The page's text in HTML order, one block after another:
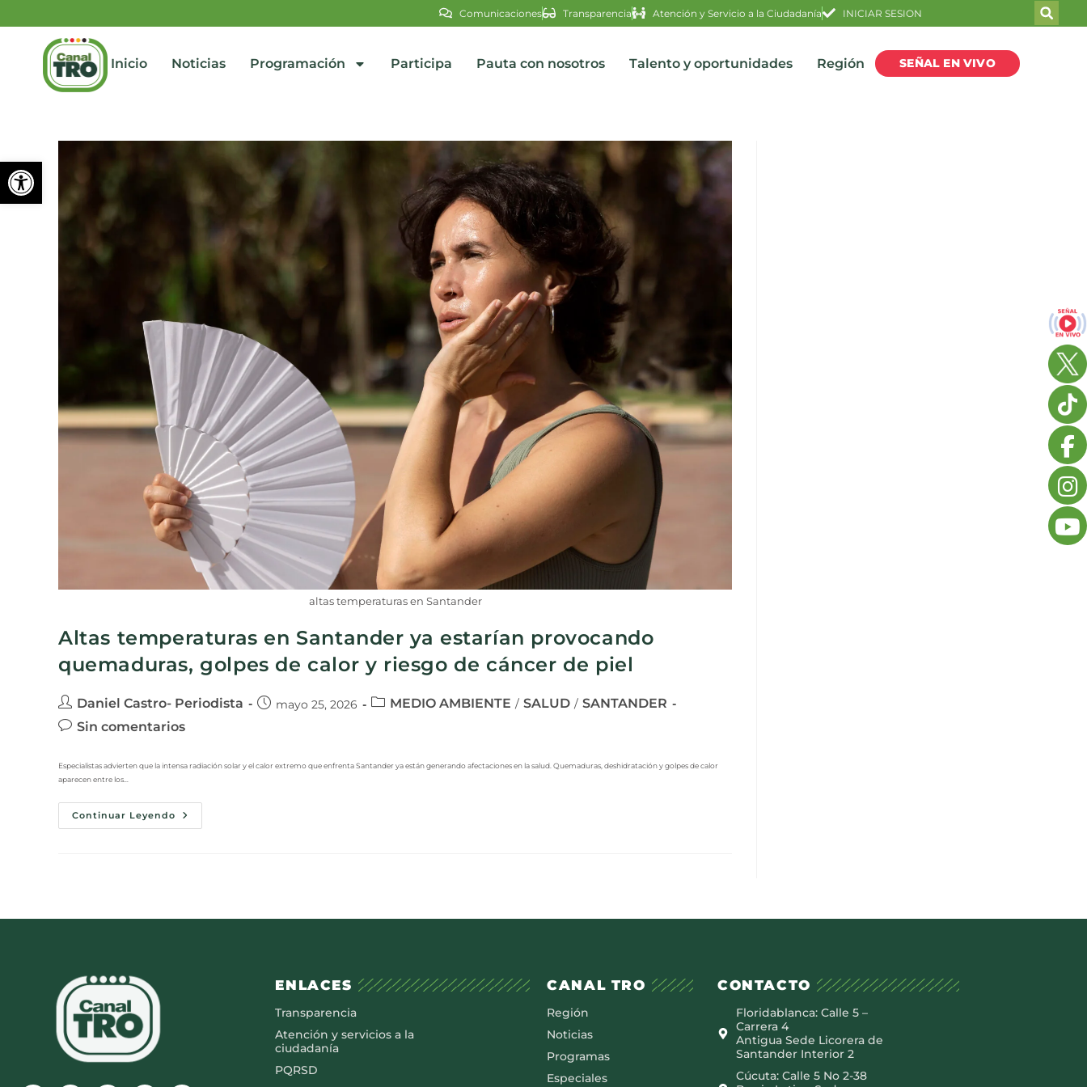
Abrir barra de herramientas
Comunicaciones Transparencia Atención y Servicio a la Ciudadanía INICIAR SESION
Inicio Noticias Programación Participa Pauta con nosotros Talento y oportunidades Región SEÑAL EN VIVO
altas temperaturas en Santander
Altas temperaturas en Santander ya estarían provocando
quemaduras, golpes de calor y riesgo de cáncer de piel
Daniel Castro- Periodista mayo 25, 2026 MEDIO AMBIENTE / SALUD / SANTANDER
Sin comentarios
Especialistas advierten que la intensa radiación solar y el calor extremo que enfrenta Santander ya están generando afectaciones en la salud. Quemaduras, deshidratación y golpes de calor
aparecen entre los…
Continuar Leyendo
ENLACES
Transparencia
Atención y servicios a la
ciudadanía
PQRSD
CANAL TRO
Región
Noticias
Programas
Especiales
CONTACTO
Floridablanca: Calle 5 –
Carrera 4
Antigua Sede Licorera de
Santander Interior 2
Cúcuta: Calle 5 No 2-38